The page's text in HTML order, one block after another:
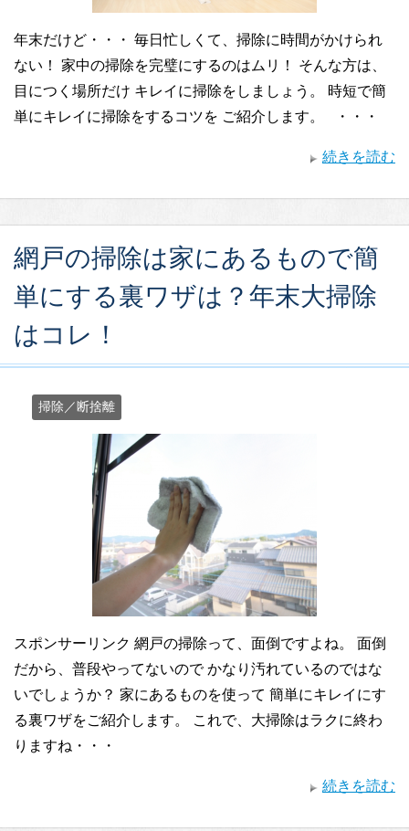
年末だけど・・・ 毎日忙しくて、掃除に時間がかけられ
ない！ 家中の掃除を完璧にするのはムリ！ そんな方は、
目につく場所だけ キレイに掃除をしましょう。 時短で簡
単にキレイに掃除をするコツを ご紹介します。 ・・・
続きを読む
網戸の掃除は家にあるもので簡
単にする裏ワザは？年末大掃除
はコレ！
掃除／断捨離
スポンサーリンク 網戸の掃除って、面倒ですよね。 面倒
だから、普段やってないので かなり汚れているのではな
いでしょうか？ 家にあるものを使って 簡単にキレイにす
る裏ワザをご紹介します。 これで、大掃除はラクに終わ
りますね・・・
続きを読む